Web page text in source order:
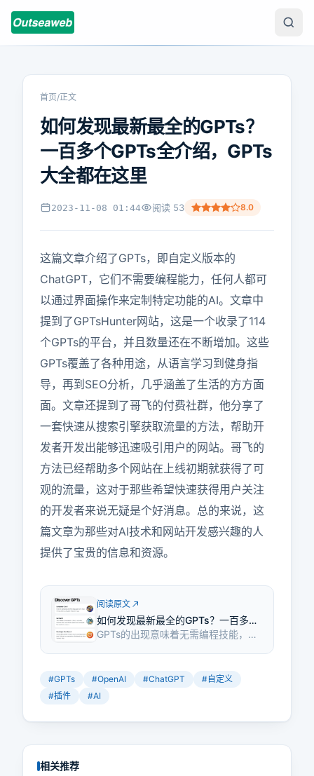
首页/正文
如何发现最新最全的GPTs？
一百多个GPTs全介绍，GPTs
大全都在这里
2023-11-08 01:44 阅读 53 8.0
这篇文章介绍了GPTs，即自定义版本的
ChatGPT，它们不需要编程能力，任何人都可
以通过界面操作来定制特定功能的AI。文章中
提到了GPTsHunter网站，这是一个收录了114
个GPTs的平台，并且数量还在不断增加。这些
GPTs覆盖了各种用途，从语言学习到健身指
导，再到SEO分析，几乎涵盖了生活的方方面
面。文章还提到了哥飞的付费社群，他分享了
一套快速从搜索引擎获取流量的方法，帮助开
发者开发出能够迅速吸引用户的网站。哥飞的
方法已经帮助多个网站在上线初期就获得了可
观的流量，这对于那些希望快速获得用户关注
的开发者来说无疑是个好消息。总的来说，这
篇文章为那些对AI技术和网站开发感兴趣的人
提供了宝贵的信息和资源。
阅读原文
如何发现最新最全的GPTs？一百多个
GPTs全介绍，GPTs 大全都在这里
GPTs的出现意味着无需编程技能，任
覆盖了从语言学习到健身指导，再到
SEO分析的广泛领域。想象一下，一
酷？
#GPTs #OpenAI #ChatGPT #自定义
#插件 #AI
相关推荐